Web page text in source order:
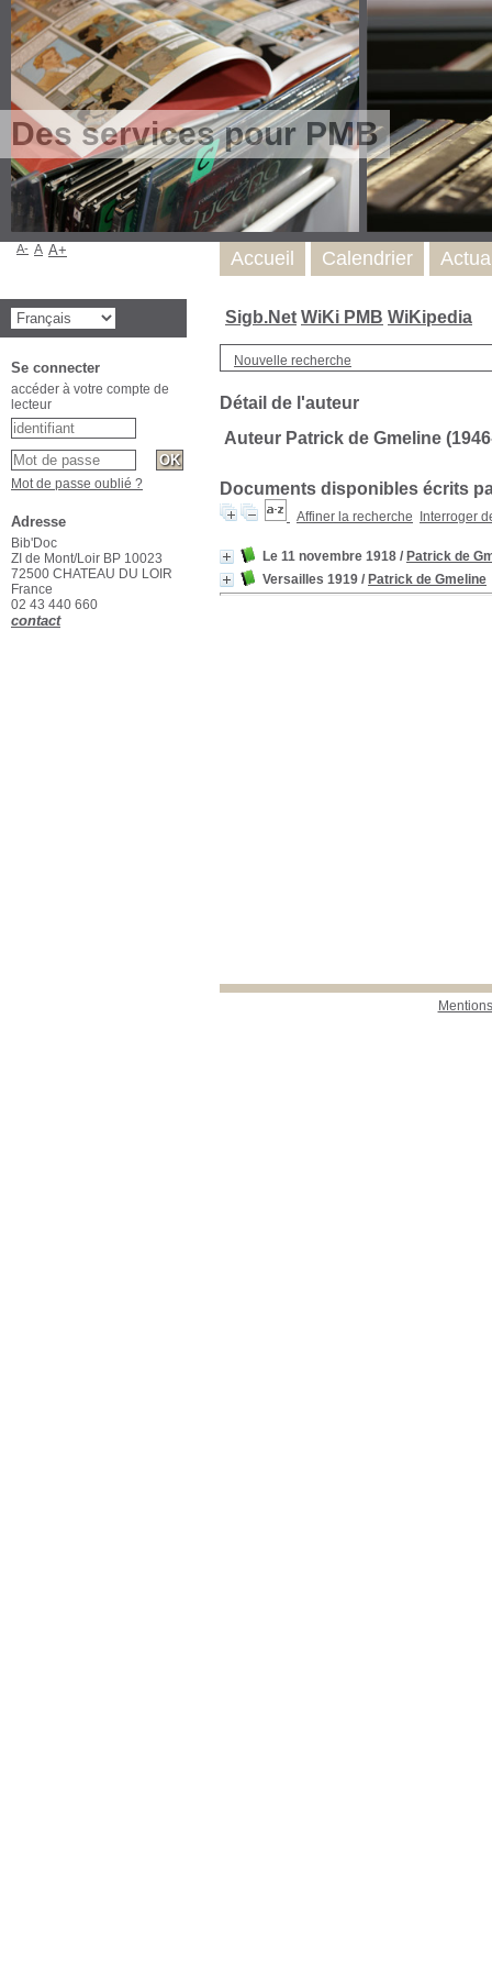
Des services pour PMB
Sigb.Net WiKi PMB WiKipedia
Nouvelle recherche
Détail de l'auteur
Auteur Patrick de Gmeline
Documents disponibles écrits
Affiner la recherche Interroger
Le 11 novembre 1918 / Patrick de
Versailles 1919 / Patrick de Gmeline
Accueil Calendrier
A- A A+
Se connecter
accéder à votre compte de
lecteur
Mot de passe oublié ?
Adresse
Bib'Doc
ZI de Mont/Loir BP 10023
72500 CHATEAU DU LOIR
France
02 43 440 660
contact